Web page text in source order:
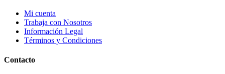
Mi cuenta
Trabaja con Nosotros
Información Legal
Términos y Condiciones
Contacto